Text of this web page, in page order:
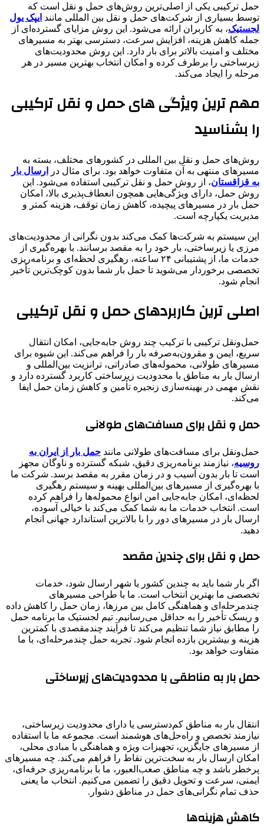
حمل ترکیبی یکی از اصلی‌ترین روش‌های حمل و نقل است که
توسط بسیاری از شرکت‌های حمل و نقل بین المللی مانند ایپک یول
لجستیک، به کاربران ارائه می‌شود. این روش مزایای گسترده‌ای از
جمله کاهش هزینه، افزایش سرعت، دسترسی بهتر به مسیرهای
مختلف و امنیت بالاتر برای بار دارد. این روش محدودیت‌های
زیرساختی را برطرف کرده و امکان انتخاب بهترین مسیر در هر
مرحله را ایجاد می‌کند.
مهم‌ ترین ویژگی‌ های حمل و نقل ترکیبی
را بشناسید
روش‌های حمل و نقل بین المللی در کشورهای مختلف، بسته به
مسیرهای منتهی به آن متفاوت خواهد بود. برای مثال در
ارسال بار
به قزاقستان، از روش حمل و نقل ترکیبی استفاده می‌شود. این
روش حمل، دارای ویژگی‌هایی همچون انعطاف‌پذیری بالا، امکان
حمل بار در مسیرهای پیچیده، کاهش زمان توقف، هزینه کمتر و
مدیریت یکپارچه است.
این سیستم به شرکت‌ها کمک می‌کند بدون نگرانی از محدودیت‌های
مرزی یا زیرساختی، بار خود را به مقصد برسانند. با بهره‌گیری از
خدمات ما، از پشتیبانی ۲۴ ساعته، رهگیری لحظه‌ای و برنامه‌ریزی
تخصصی برخوردار می‌شوید تا حمل بار شما بدون کوچک‌ترین تأخیر
انجام شود.
اصلی ترین کاربردهای حمل و نقل ترکیبی
حمل‌ونقل ترکیبی با ترکیب چند روش جابه‌جایی، امکان انتقال
سریع، ایمن و مقرون‌به‌صرفه بار را فراهم می‌کند. این شیوه برای
مسیرهای طولانی، محموله‌های صادراتی، ترانزیت بین‌المللی و
ارسال بار به مناطق با محدودیت زیرساختی کاربرد گسترده دارد و
نقش مهمی در بهینه‌سازی زنجیره تأمین و کاهش زمان حمل ایفا
می‌کند.
حمل و نقل برای مسافت‌های طولانی
حمل‌ونقل برای مسافت‌های طولانی مانند حمل بار از ایران به
روسیه، نیازمند برنامه‌ریزی دقیق، شبکه گسترده و ناوگان مجهز
است تا بار بدون آسیب و در زمان مقرر به مقصد برسد. شرکت ما
با بهره‌گیری از مسیرهای بین‌المللی بهینه و سیستم رهگیری
لحظه‌ای، امکان جابه‌جایی امن انواع محموله‌ها را فراهم کرده
است. انتخاب خدمات ما به شما کمک می‌کند با خیالی آسوده،
ارسال بار در مسیرهای دور را با بالاترین استاندارد جهانی انجام
دهید.
حمل و نقل برای چندین مقصد
اگر بار شما باید به چندین کشور یا شهر ارسال شود، خدمات
تخصصی ما بهترین انتخاب است. ما با طراحی مسیرهای
چندمرحله‌ای و هماهنگی کامل بین مرزها، زمان حمل را کاهش داده
و ریسک تأخیر را به حداقل می‌رسانیم. تیم لجستیک ما برنامه حمل
را مطابق نیاز شما تنظیم می‌کند تا فرآیند چندمقصدی با کمترین
هزینه و بیشترین بازده انجام شود. تجربه حمل چندمرحله‌ای، با ما
متفاوت خواهد بود.
حمل بار به مناطقی با محدودیت‌های زیرساختی
انتقال بار به مناطق کم‌دسترسی یا دارای محدودیت زیرساختی،
نیازمند تخصص و راه‌حل‌های هوشمند است. مجموعه ما با استفاده
از مسیرهای جایگزین، تجهیزات ویژه و هماهنگی با مبادی محلی،
امکان ارسال بار به سخت‌ترین نقاط را فراهم می‌کند. چه مسیرهای
پرخطر باشد و چه مناطق صعب‌العبور، ما با برنامه‌ریزی حرفه‌ای،
ایمنی، سرعت و تحویل دقیق را تضمین می‌کنیم. انتخاب ما یعنی
حذف تمام نگرانی‌های حمل در مناطق دشوار.
کاهش هزینه‌ها